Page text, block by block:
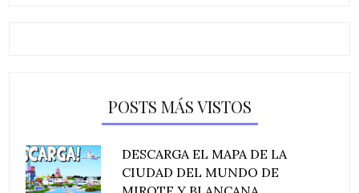
POSTS MÁS VISTOS
DESCARGA EL MAPA DE LA
CIUDAD DEL MUNDO DE